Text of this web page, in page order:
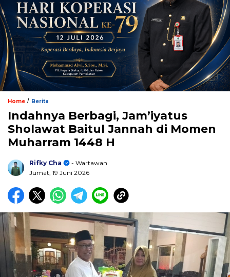
Home / Berita
Indahnya Berbagi, Jam’iyatus
Sholawat Baitul Jannah di Momen
Muharram 1448 H
Rifky Cha
- Wartawan
Jumat, 19 Juni 2026